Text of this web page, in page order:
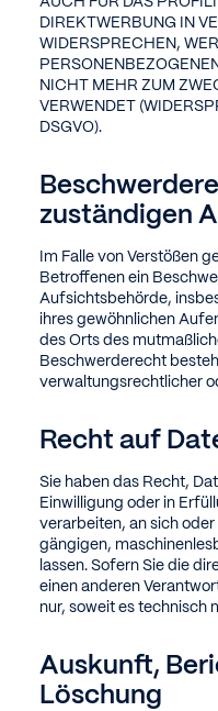
DIREKTWERBUNG IN
WIDERSPRECHEN,
NICHT MEHR ZUM
VERWENDET
DSGVO).
zuständigen
Im Falle von Verstößen
Betroffenen ein
Aufsichtsbehörde,
ihres gewöhnlichen
des Orts des
Beschwerderecht
verwaltungsrechtlicher
Recht auf
Sie haben das Recht,
Einwilligung oder in
verarbeiten, an sich oder
gängigen,
lassen. Sofern Sie die
einen anderen
nur, soweit es technisch
Auskunft,
Löschung